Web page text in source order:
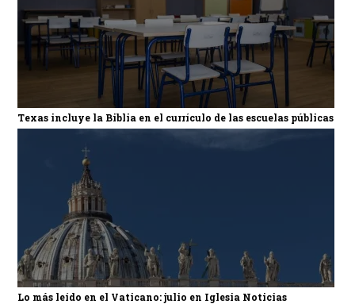
Texas incluye la Biblia en el currículo de las escuelas públicas
Lo más leído en el Vaticano: julio en Iglesia Noticias